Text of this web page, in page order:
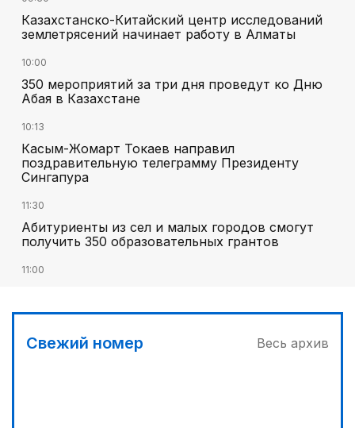
Казахстанско-Китайский центр исследований
землетрясений начинает работу в Алматы
10:00
350 мероприятий за три дня проведут ко Дню
Абая в Казахстане
10:13
Касым-Жомарт Токаев направил
поздравительную телеграмму Президенту
Сингапура
11:30
Абитуриенты из сел и малых городов смогут
получить 350 образовательных грантов
11:00
МЧС запустило новые станции мониторинга
Свежий номер Весь архив